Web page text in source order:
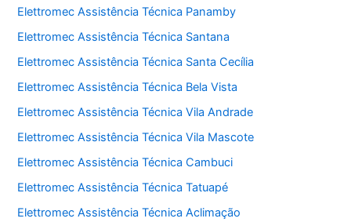
Elettromec Assistência Técnica Panamby
Elettromec Assistência Técnica Santana
Elettromec Assistência Técnica Santa Cecília
Elettromec Assistência Técnica Bela Vista
Elettromec Assistência Técnica Vila Andrade
Elettromec Assistência Técnica Vila Mascote
Elettromec Assistência Técnica Cambuci
Elettromec Assistência Técnica Tatuapé
Elettromec Assistência Técnica Aclimação